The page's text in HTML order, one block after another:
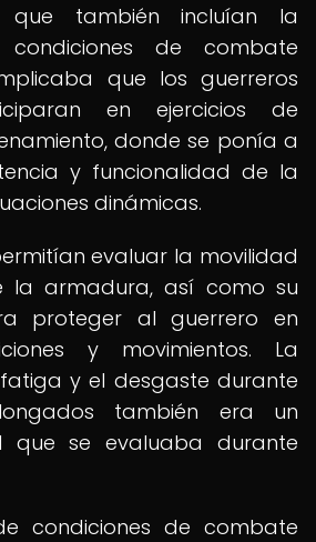
que también incluían la
de combate
que los guerreros
en ejercicios de
donde se ponía a
y funcionalidad de la
dinámicas.
evaluar la movilidad
la armadura, así como su
proteger al guerrero en
y movimientos. La
y el desgaste durante
también era un
que se evaluaba durante
condiciones de combate